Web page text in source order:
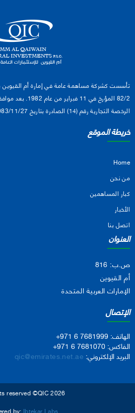
تأسست كشركة مساهمة عامة في إمارة أم القيوين
82/2 المؤرخ في 11
الرخصة التجارية رقم (14) الصادرة بتاريخ 1983/11/27
خريطة الموقع
Home
من نحن
كبار المساهمين
الأخبار
اتصل بنا
العنوان
ص.ب: 816
أم القيوين
الإمارات العربية المتحدة
الإتصال
الهاتف: +971 6 7681999
الفاكس: +971 6 7681070
البريد الإلكتروني: qic@emirates.net.ae
reserved ©QIC 2026
by: Ibtekar Labs